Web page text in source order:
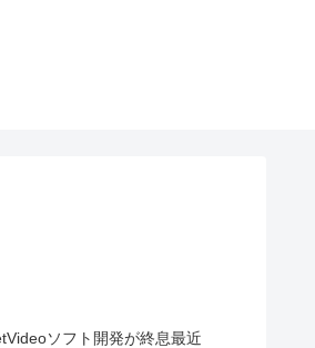
ソフト開発が終息最近